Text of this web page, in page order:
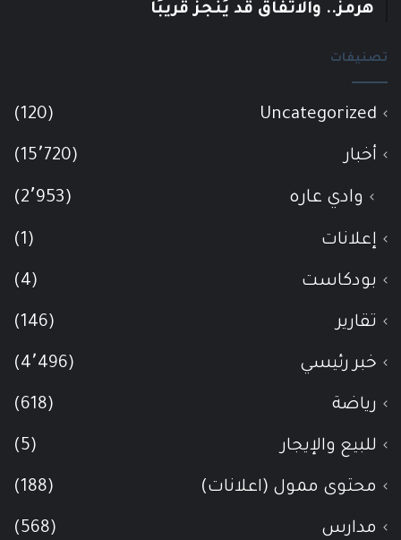
هرمز.. والاتفاق قد يُنجز قريبًا
تصنيفات
Uncategorized
(120)
أخبار (15٬720)
وادي عاره (2٬953)
إعلانات (1)
بودكاست (4)
تقارير (146)
خبر رئيسي (4٬496)
رياضة (618)
للبيع والإيجار (5)
محتوى ممول (اعلانات) (188)
مدارس (568)